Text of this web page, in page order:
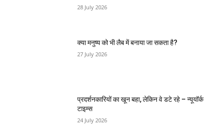
28 July 2026
क्या मनुष्य को भी लैब में बनाया जा सकता है?
27 July 2026
प्रदर्शनकारियों का खून बहा, लेकिन वे डटे रहे – न्यूयॉर्क
टाइम्स
24 July 2026